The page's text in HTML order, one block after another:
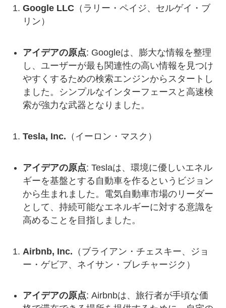
Google LLC（ラリー・ペイジ、セルゲイ・ブ
リン）
アイデアの原点: Googleは、膨大な情報を整理
し、ユーザーが最も関連性の高い情報を見つけ
やすくするための検索エンジンからスタートし
ました。シンプルなインターフェースと高速検
索が強力な武器となりました。
Tesla, Inc. （イーロン・マスク）
アイデアの原点: Teslaは、環境に優しいエネル
ギーを基盤とする自動車を作るというビジョン
から生まれました。電気自動車市場のリーダー
として、持続可能なエネルギーに対する意識を
高めることを目指しました。
Airbnb, Inc. （ブライアン・チェスキー、ジョ
ー・ゲビア、ネイサン・ブレチャージク）
アイデアの原点: Airbnbは、旅行者が手頃な価